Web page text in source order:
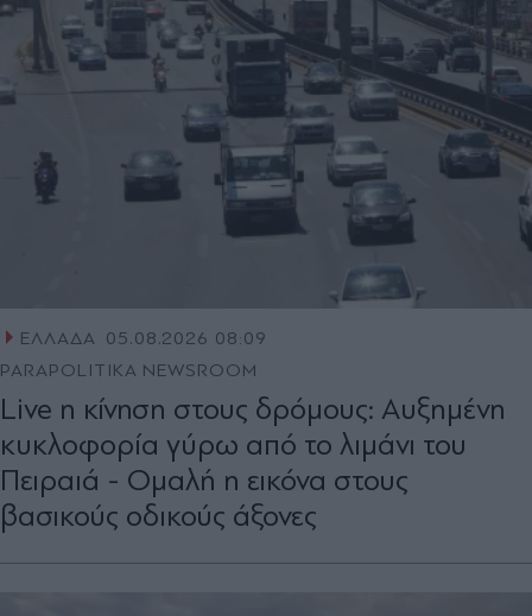
ΕΛΛΑΔΑ 05.08.2026 08:09
PARAPOLITIKA NEWSROOM
Live η κίνηση στους δρόμους: Αυξημένη
κυκλοφορία γύρω από το λιμάνι του
Πειραιά - Ομαλή η εικόνα στους
βασικούς οδικούς άξονες